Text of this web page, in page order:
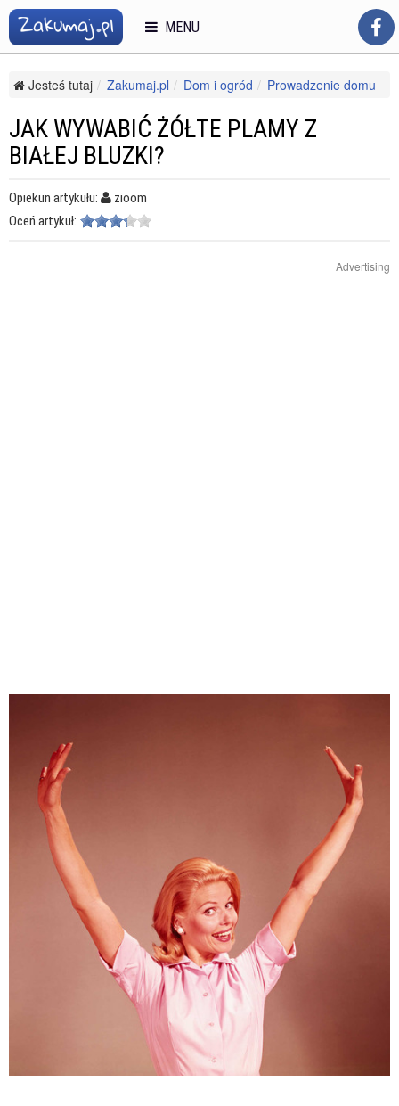
Jesteś tutaj Zakumaj.pl Dom i ogród
Prowadzenie domu
JAK WYWABIĆ ŻÓŁTE PLAMY Z
BIAŁEJ BLUZKI?
Opiekun artykułu:
zioom
Oceń artykuł:
Advertising
MENU